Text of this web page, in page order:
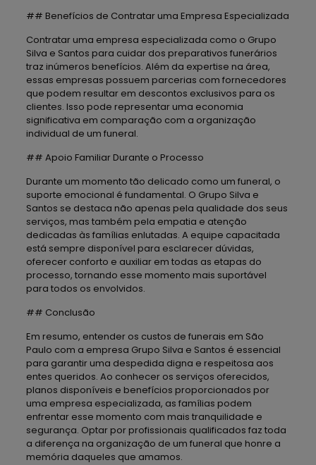
## Benefícios de Contratar uma Empresa Especializada
Contratar uma empresa especializada como o Grupo
Silva e Santos para cuidar dos preparativos funerários
traz inúmeros benefícios. Além da expertise na área,
essas empresas possuem parcerias com fornecedores
que podem resultar em descontos exclusivos para os
clientes. Isso pode representar uma economia
significativa em comparação com a organização
individual de um funeral.
## Apoio Familiar Durante o Processo
Durante um momento tão delicado como um funeral, o
suporte emocional é fundamental. O Grupo Silva e
Santos se destaca não apenas pela qualidade dos seus
serviços, mas também pela empatia e atenção
dedicadas às famílias enlutadas. A equipe capacitada
está sempre disponível para esclarecer dúvidas,
oferecer conforto e auxiliar em todas as etapas do
processo, tornando esse momento mais suportável
para todos os envolvidos.
## Conclusão
Em resumo, entender os custos de funerais em São
Paulo com a empresa Grupo Silva e Santos é essencial
para garantir uma despedida digna e respeitosa aos
entes queridos. Ao conhecer os serviços oferecidos,
planos disponíveis e benefícios proporcionados por
uma empresa especializada, as famílias podem
enfrentar esse momento com mais tranquilidade e
segurança. Optar por profissionais qualificados faz toda
a diferença na organização de um funeral que honre a
memória daqueles que amamos.